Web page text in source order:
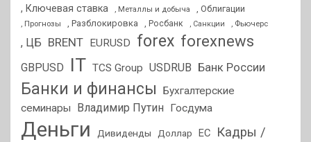
, Ключевая ставка
, Металлы и добыча , Облигации
, Прогнозы , Разблокировка , Росбанк , Санкции , Фьючерс
, ЦБ BRENT EURUSD forex forexnews
GBPUSD IT TCS Group USDRUB Банк России
Банки и финансы
Бухгалтерские
семинары
Владимир Путин Госдума
Деньги Дивиденды Доллар ЕС
Кадры /